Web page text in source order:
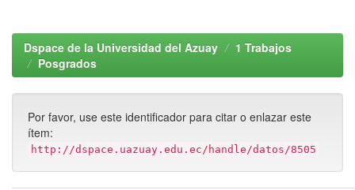
Dspace de la Universidad del Azuay
1 Trabajos
Posgrados
Por favor, use este identificador para citar o enlazar este
ítem:
http://dspace.uazuay.edu.ec/handle/datos/8505